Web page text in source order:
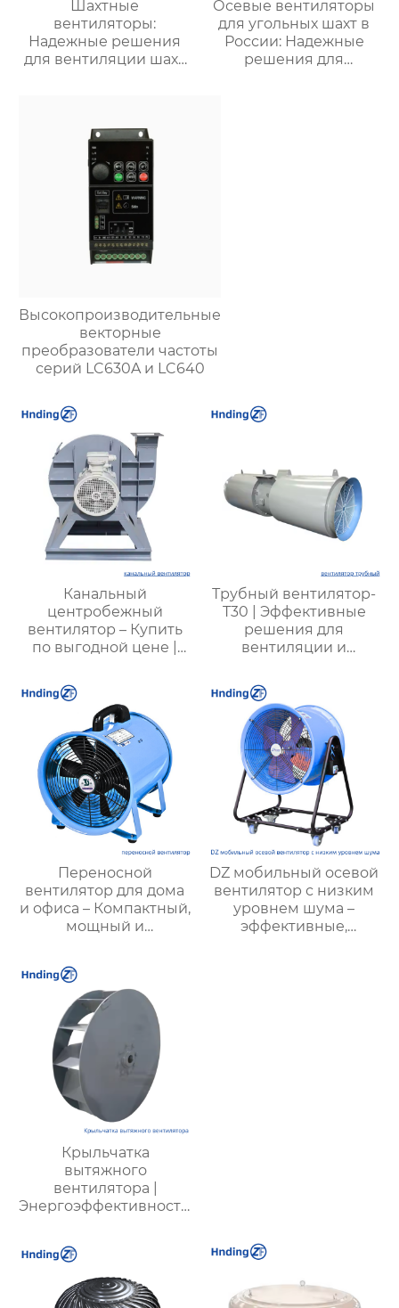
Шахтные
вентиляторы:
Надежные решения
для вентиляции шахт
Осевые вентиляторы
для угольных шахт в
России: Надежные
решения для
Высокопроизводительные
векторные
преобразователи частоты
серий LC630A и LC640
Канальный
центробежный
вентилятор – Купить
по выгодной цене |
характеристики
Трубный вентилятор-
T30 | Эффективные
решения для
вентиляции и
Прочные и надежные
системы вентиляции
Переносной
вентилятор для дома
и офиса – Компактный,
мощный и
любом помещении
DZ мобильный осевой
вентилятор с низким
уровнем шума –
эффективные,
Крыльчатка
вытяжного
вентилятора |
Энергоэффективность,